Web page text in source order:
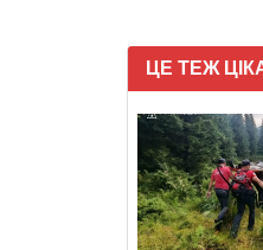
ЦЕ ТЕЖ